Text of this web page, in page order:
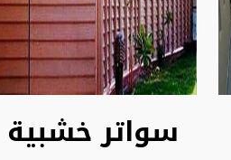
سواتر خشبية